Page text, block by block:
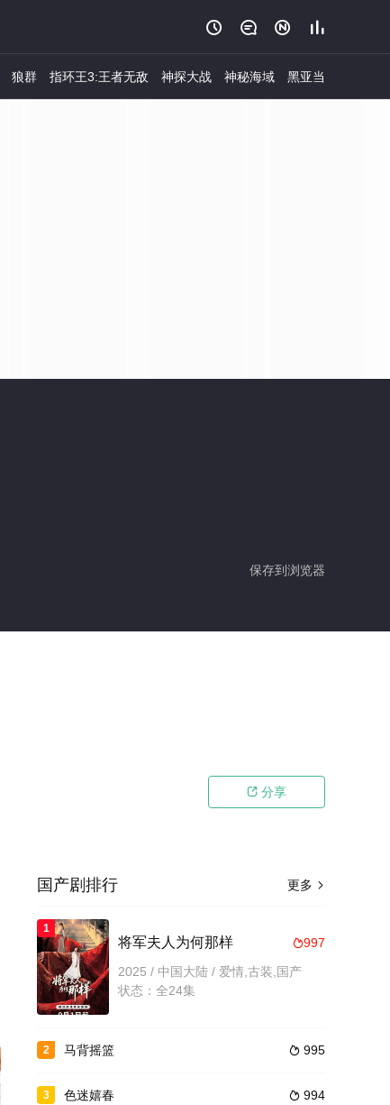
   
狼群 指环王3:王者无敌 神探大战 神秘海域 黑亚当
保存到浏览器
 分享
更多 
国产剧排行
1
997
将军夫人为何那样
2025 / 中国大陆 / 爱情,古装,国产
状态：全24集
2  995
马背摇篮
3  994
色迷嬉春